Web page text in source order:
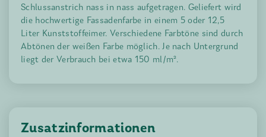
Schlussanstrich nass in nass aufgetragen. Geliefert wird
die hochwertige Fassadenfarbe in einem 5 oder 12,5
Liter Kunststoffeimer. Verschiedene Farbtöne sind durch
Abtönen der weißen Farbe möglich. Je nach Untergrund
liegt der Verbrauch bei etwa 150 ml/m².
Zusatzinformationen